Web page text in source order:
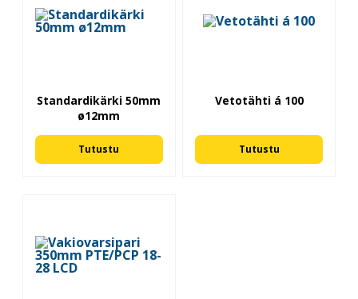
Standardikärki 50mm
ø12mm
Tutustu
Vetotähti á 100
Tutustu